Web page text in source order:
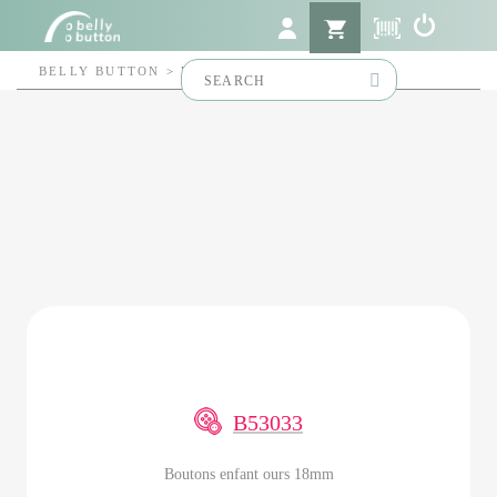
BELLY BUTTON >B53033
B53033
Boutons enfant ours 18mm